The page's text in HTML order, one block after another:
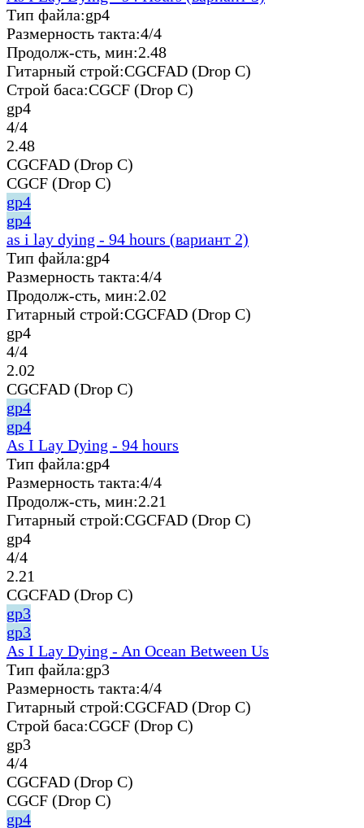
Тип файла:gp4
Размерность такта:4/4
Продолж-сть, мин:2.48
Гитарный строй:CGCFAD (Drop C)
Строй баса:CGCF (Drop C)
gp4
4/4
2.48
CGCFAD (Drop C)
CGCF (Drop C)
gp4
gp4
as i lay dying - 94 hours (вариант 2)
Тип файла:gp4
Размерность такта:4/4
Продолж-сть, мин:2.02
Гитарный строй:CGCFAD (Drop C)
gp4
4/4
2.02
CGCFAD (Drop C)
gp4
gp4
As I Lay Dying - 94 hours
Тип файла:gp4
Размерность такта:4/4
Продолж-сть, мин:2.21
Гитарный строй:CGCFAD (Drop C)
gp4
4/4
2.21
CGCFAD (Drop C)
gp3
gp3
As I Lay Dying - An Ocean Between Us
Тип файла:gp3
Размерность такта:4/4
Гитарный строй:CGCFAD (Drop C)
Строй баса:CGCF (Drop C)
gp3
4/4
CGCFAD (Drop C)
CGCF (Drop C)
gp4